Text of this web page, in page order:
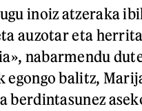
inoiz atzeraka
auzotar eta
nabarmendu
egongo balitz,
berdintasunez